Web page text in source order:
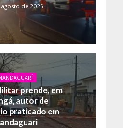
agosto de 2026
prende, em
autor de
praticado em